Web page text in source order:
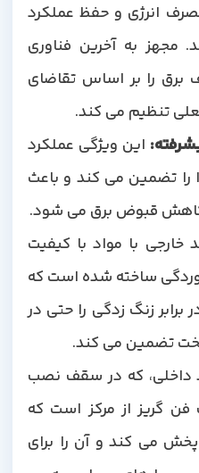
مصرف انرژی و حفظ عملکرد
مجهز به آخرین فناوری
برق را بر اساس تقاضای
تنظیم می کند.
این ویژگی عملکرد
را تضمین می کند و باعث
کاهش قبوض برق می شود.
خارجی با مواد با کیفیت
خوردگی ساخته شده است که
زنگ زدگی را حتی در
تضمین می کند.
داخلی، که در سقف نصب
گریز از مرکز است که
می کند و آن را برای